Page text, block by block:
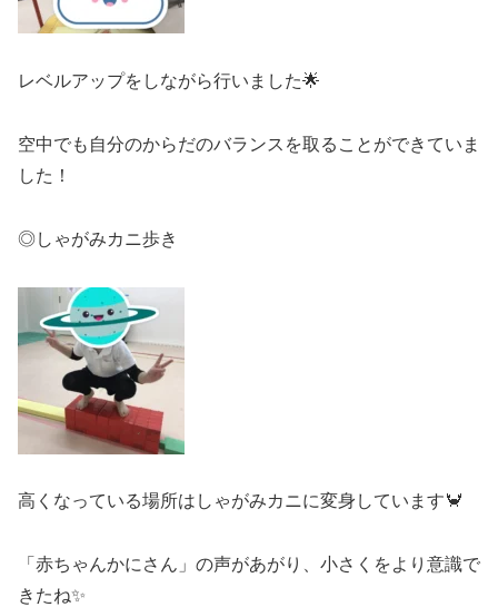
レベルアップをしながら行いました🌟
空中でも自分のからだのバランスを取ることができていま
した！
◎しゃがみカニ歩き
高くなっている場所はしゃがみカニに変身しています🦀
「赤ちゃんかにさん」の声があがり、小さくをより意識で
きたね✨